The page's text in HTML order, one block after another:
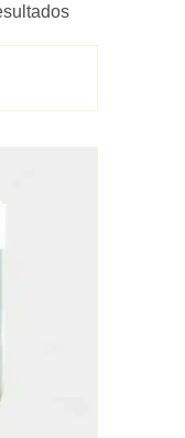
Ordenado
por